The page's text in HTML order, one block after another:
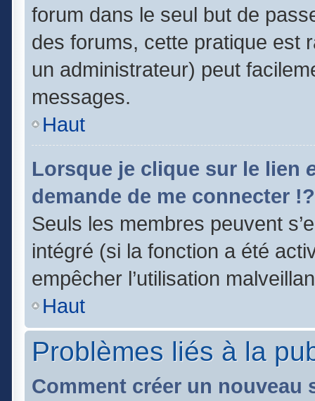
forum dans le seul but de
des forums, cette pratique est
un administrateur) peut
messages.
Haut
Lorsque je clique sur le lien
demande de me connecter !?
Seuls les membres peuvent
intégré (si la fonction a été
empêcher l’utilisation
Haut
Problèmes liés à la
Comment créer un nouveau